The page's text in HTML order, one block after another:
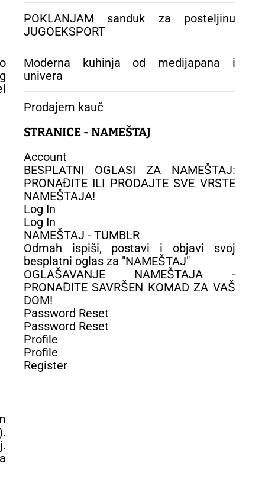
POKLANJAM sanduk za posteljinu
JUGOEKSPORT
Moderna kuhinja od medijapana i
univera
Prodajem kauč
STRANICE - NAMEŠTAJ
Account
BESPLATNI OGLASI ZA NAMEŠTAJ:
PRONAĐITE ILI PRODAJTE SVE VRSTE
NAMEŠTAJA!
Log In
Log In
NAMEŠTAJ - TUMBLR
Odmah ispiši, postavi i objavi svoj
besplatni oglas za "NAMEŠTAJ"
OGLAŠAVANJE NAMEŠTAJA -
PRONAĐITE SAVRŠEN KOMAD ZA VAŠ
DOM!
Password Reset
Password Reset
Profile
Profile
Register